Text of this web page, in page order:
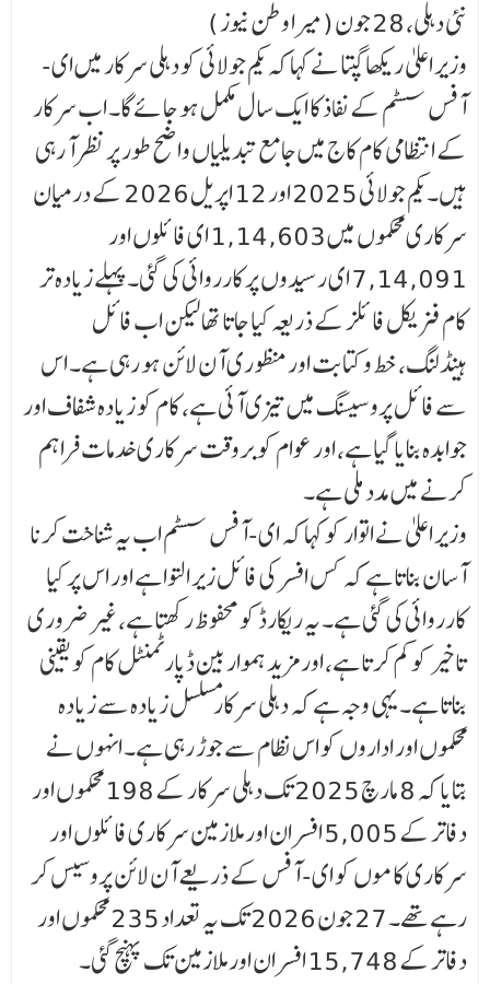
نئی دہلی، 28 جون (میرا وطن نیوز )
وزیر اعلیٰ ریکھا گپتا نے کہا کہ یکم جولائی کو دہلی سرکار میں ای-
آفس سسٹم کے نفاذ کا ایک سال مکمل ہو جا ئے گا۔ اب سرکار
کے انتظامی کام کاج میں جامع تبدیلیاں واضح طور پر نظر آ رہی
ہیں۔ یکم جولائی 2025 اور 12 اپریل 2026 کے درمیان
سرکاری محکموں میں 1,14,603 ای فائلوں اور
7,14,091 ای رسیدوں پر کارروائی کی گئی۔ پہلے زیادہ تر
کام فزیکل فائلز کے ذریعہ کیا جاتا تھا لیکن اب فائل
ہینڈلنگ، خط و کتابت اور منظوری آن لائن ہو رہی ہے۔ اس
سے فائل پروسیسنگ میں تیزی آئی ہے، کام کو زیادہ شفاف اور
جوابدہ بنایا گیا ہے، اور عوام کو بروقت سرکاری خدمات فراہم
کرنے میں مدد ملی ہے۔
وزیر اعلیٰ نے اتوار کو کہا کہ ای-آفس سسٹم اب یہ شناخت کرنا
آسان بناتا ہے کہ کس افسر کی فائل زیر التوا ہے اور اس پر کیا
کارروائی کی گئی ہے۔ یہ ریکارڈ کو محفوظ رکھتا ہے، غیر ضروری
تاخیر کو کم کرتا ہے، اور مزید ہموار بین ڈپارٹمنٹل کام کو یقینی
بناتا ہے۔ یہی وجہ ہے کہ دہلی سرکارمسلسل زیادہ سے زیادہ
محکموں اور اداروں کو اس نظام سے جوڑ رہی ہے۔ انہوں نے
بتایا کہ 8 مارچ 2025 تک دہلی سرکار کے 198 محکموں اور
دفاتر کے 5,005 افسران اور ملازمین سرکاری فائلوں اور
سرکاری کاموں کو ای- آفس کے ذریعے آن لائن پروسیس کر
رہے تھے۔ 27 جون 2026 تک یہ تعداد 235 محکموں اور
دفاتر کے 15,748 افسران اور ملازمین تک پہنچ گئی۔